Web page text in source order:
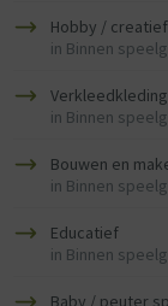
Hobby / creatief
in Binnen
Verkleedkleding
in Binnen
Bouwen en
in Binnen
Educatief
in Binnen
Baby / peuter